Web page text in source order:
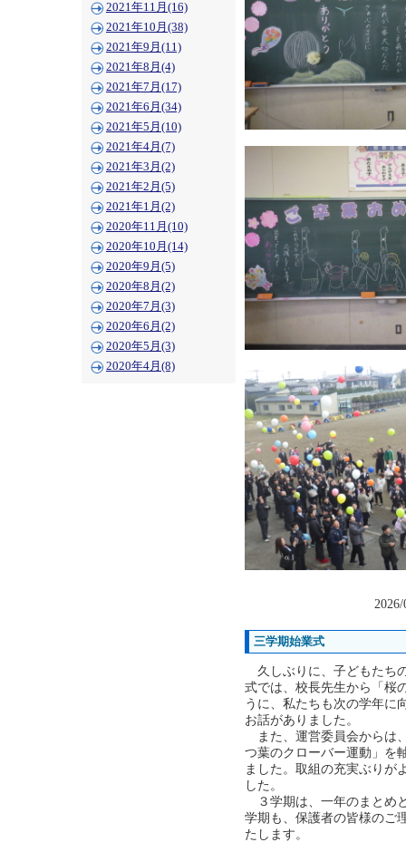
2021年11月(16)
2021年10月(38)
2021年9月(11)
2021年8月(4)
2021年7月(17)
2021年6月(34)
2021年5月(10)
2021年4月(7)
2021年3月(2)
2021年2月(5)
2021年1月(2)
2020年11月(10)
2020年10月(14)
2020年9月(5)
2020年8月(2)
2020年7月(3)
2020年6月(2)
2020年5月(3)
2020年4月(8)
三学期始業式
久しぶりに、子どもたち
式では、校長先生から「桜
うに、私たちも次の学年に
お話がありました。
また、運営委員会からは
つ葉のクローバー運動」を
ました。取組の充実ぶりが
した。
３学期は、一年のまとめ
学期も、保護者の皆様のご
たします。